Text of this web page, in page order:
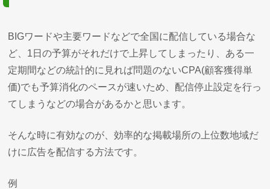
BIGワードや主要ワードなどで全国に配信している場合な
ど、1日の予算がそれだけで上昇してしまったり、ある一
定期間などの統計的に見れば問題のないCPA(顧客獲得単
価)でも予算消化のペースが速いため、配信停止設定を行っ
てしまうなどの場合があるかと思います。
そんな時に有効なのが、効率的な掲載場所の上位数地域だ
けに広告を配信する方法です。
例